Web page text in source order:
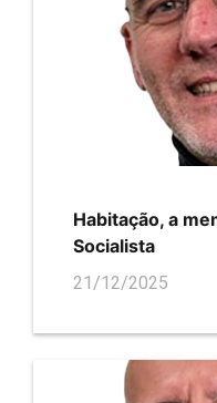
Habitação, a
Socialista
21/12/2025